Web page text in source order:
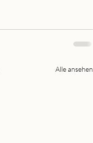
Alle ansehen